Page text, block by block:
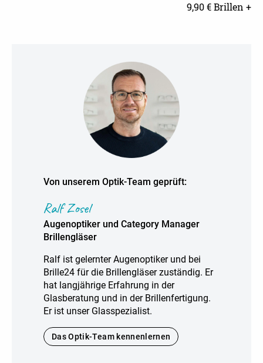
9,90 € Brillen +
Von unserem Optik-Team geprüft:
Ralf Zosel
Augenoptiker und Category Manager
Brillengläser
Ralf ist gelernter Augenoptiker und bei
Brille24 für die Brillengläser zuständig. Er
hat langjährige Erfahrung in der
Glasberatung und in der Brillenfertigung.
Er ist unser Glasspezialist.
Das Optik-Team kennenlernen